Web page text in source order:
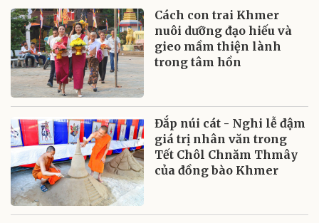
Cách con trai Khmer
nuôi dưỡng đạo hiếu và
gieo mầm thiện lành
trong tâm hồn
Đắp núi cát - Nghi lễ đậm
giá trị nhân văn trong
Tết Chôl Chnăm Thmây
của đồng bào Khmer